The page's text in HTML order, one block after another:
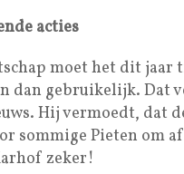
acties
moet het dit jaar
dan gebruikelijk. Dat
Hij vermoedt, dat
sommige Pieten om
zeker!